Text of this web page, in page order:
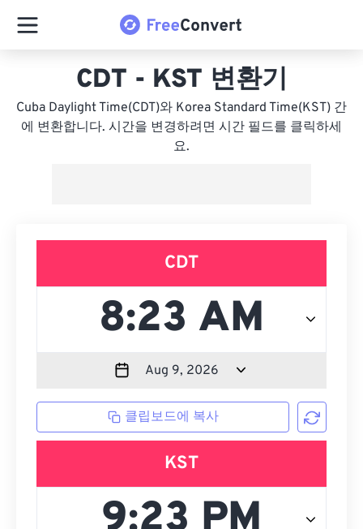
CDT - KST 변환기
Cuba Daylight Time(CDT)와 Korea Standard Time(KST) 간
에 변환합니다. 시간을 변경하려면 시간 필드를 클릭하세
요.
CDT
클립보드에 복사
KST